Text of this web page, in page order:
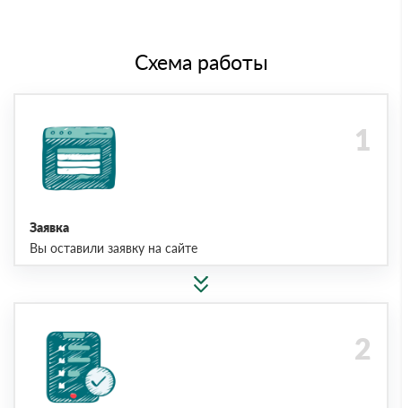
Схема работы
Заявка
Вы оставили заявку на сайте